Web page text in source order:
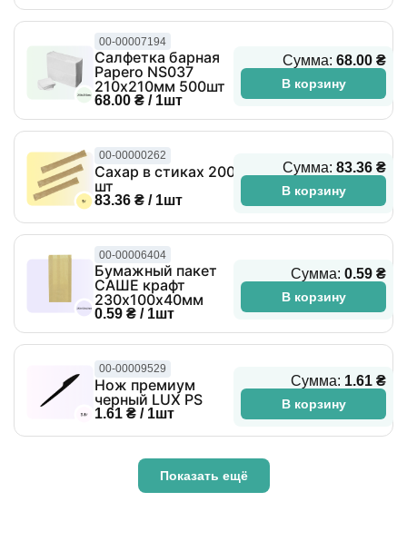
00-00007194
Салфетка барная
Papero NS037
210х210мм 500шт
68.00 ₴ / 1шт
Сумма: 68.00 ₴
В корзину
00-00000262
Сахар в стиках 200
шт
83.36 ₴ / 1шт
Сумма: 83.36 ₴
В корзину
00-00006404
Бумажный пакет
САШЕ крафт
230х100х40мм
0.59 ₴ / 1шт
Сумма: 0.59 ₴
В корзину
00-00009529
Нож премиум
черный LUX PS
1.61 ₴ / 1шт
Сумма: 1.61 ₴
В корзину
Показать ещё